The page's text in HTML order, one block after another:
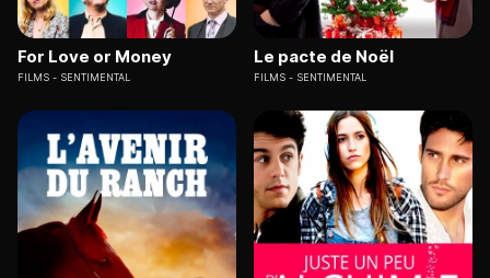
For Love or Money
FILMS SENTIMENTAL
Le pacte de Noël
FILMS SENTIMENTAL